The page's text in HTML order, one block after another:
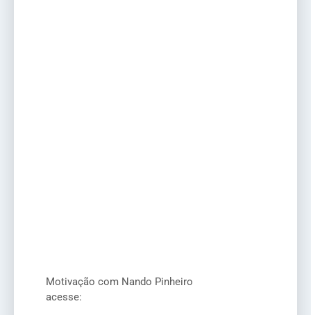
Motivação com Nando Pinheiro
acesse: